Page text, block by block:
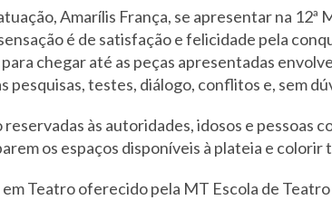
Amarílis França, se apresentar na
é de satisfação e felicidade pela
chegar até as peças apresentadas
pesquisas, testes, diálogo, conflitos e, sem
reservadas às autoridades, idosos e
os espaços disponíveis à plateia e colorir
Teatro oferecido pela MT Escola de